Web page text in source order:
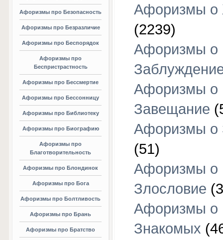
Афоризмы про Безопасность
Афоризмы про Безразличие
Афоризмы про Беспорядок
Афоризмы про
Беспристрастность
Афоризмы про Бессмертие
Афоризмы про Бессонницу
Афоризмы про Библиотеку
Афоризмы про Биографию
Афоризмы про
Благотворительность
Афоризмы про Блондинок
Афоризмы про Бога
Афоризмы про Болтливость
Афоризмы про Брань
Афоризмы про Братство
Афоризмы о
(2239)
Афоризмы о
Афоризмы о
Завещание
Афоризмы о
(51)
Афоризмы о
Злословие
Афоризмы о
Знакомых